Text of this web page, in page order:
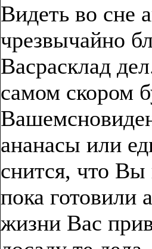
Видеть во сне
чрезвычайно
Васрасклад
самом скором
ананасы или
снится, что Вы
пока готовили
жизни Вас